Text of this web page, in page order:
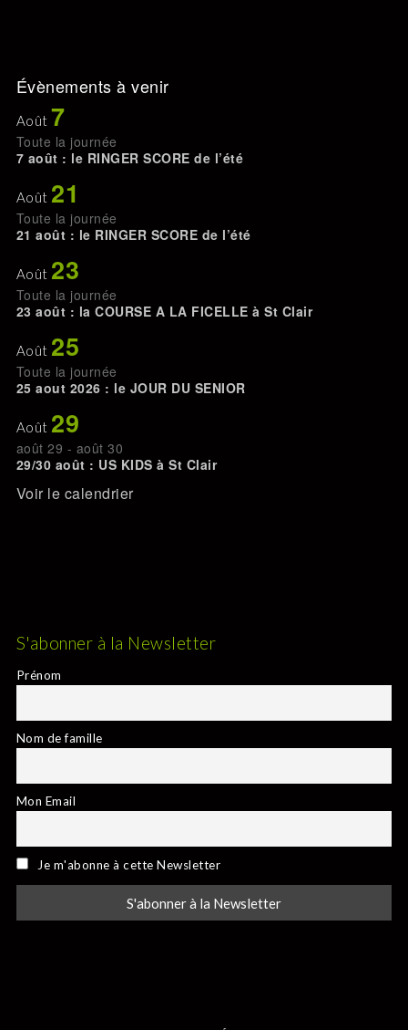
Évènements à venir
Août 7
Toute la journée
7 août : le RINGER SCORE de l’été
Août 21
Toute la journée
21 août : le RINGER SCORE de l’été
Août 23
Toute la journée
23 août : la COURSE A LA FICELLE à St Clair
Août 25
Toute la journée
25 aout 2026 : le JOUR DU SENIOR
Août 29
août 29 - août 30
29/30 août : US KIDS à St Clair
Voir le calendrier
S'abonner à la Newsletter
Prénom
Nom de famille
Mon Email
Je m'abonne à cette Newsletter